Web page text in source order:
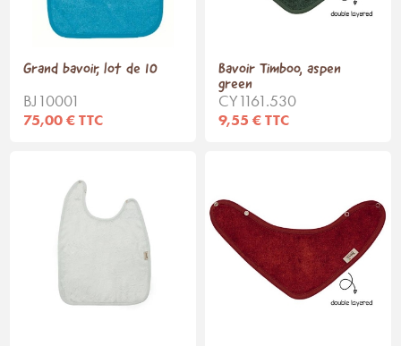
Grand bavoir, lot de 10
BJ10001
75,00 € TTC
Bavoir Timboo, aspen
green
CY1161.530
9,55 € TTC